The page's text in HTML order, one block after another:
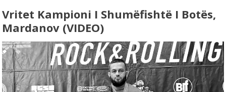
Vritet Kampioni I Shumëfishtë I Botës,
Mardanov (VIDEO)